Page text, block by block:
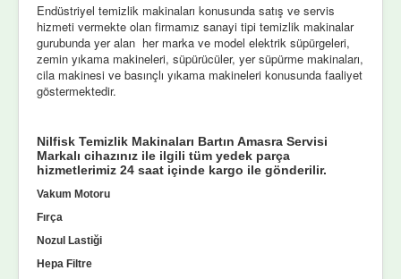
Endüstriyel temizlik makinaları konusunda satış ve servis
hizmeti vermekte olan firmamız sanayi tipi temizlik makinalar
gurubunda yer alan her marka ve model elektrik süpürgeleri,
zemin yıkama makineleri, süpürücüler, yer süpürme makinaları,
cila makinesi ve basınçlı yıkama makineleri konusunda faaliyet
göstermektedir.
Nilfisk Temizlik Makinaları Bartın Amasra Servisi
Markalı cihazınız ile ilgili tüm yedek parça
hizmetlerimiz 24 saat içinde kargo ile gönderilir.
Vakum Motoru
Fırça
Nozul Lastiği
Hepa Filtre